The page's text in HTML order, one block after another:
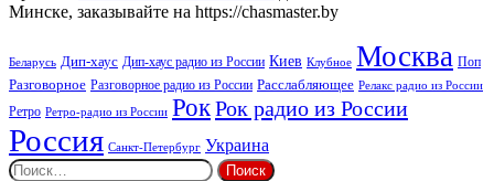
Минске, заказывайте на https://chasmaster.by
Беларусь Дип-хаус Дип-хаус радио из России Киев Клубное Москва Поп
Разговорное Разговорное радио из России Расслабляющее Релакс радио из России
Ретро Ретро-радио из России РокРок радио из России
Россия Санкт-Петербург Украина
Найти: